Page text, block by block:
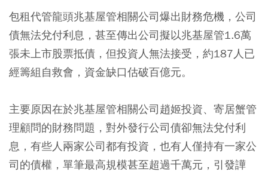
包租代管龍頭兆基屋管相關公司爆出財務危機，公司
債無法兌付利息，甚至傳出公司擬以兆基屋管1.6萬
張未上市股票抵債，但投資人無法接受，約187人已
經籌組自救會，資金缺口估破百億元。
主要原因在於兆基屋管相關公司趙姬投資、寄居蟹管
理顧問的財務問題，對外發行公司債卻無法兌付利
息，有些人兩家公司都有投資，也有人僅持有一家公
司的債權，單筆最高規模甚至超過千萬元，引發譁